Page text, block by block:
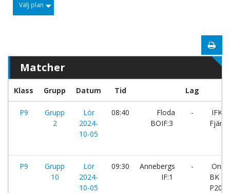
Välj plan
Matcher
Klass Grupp Datum Tid Lag
P9
Grupp
2
Lör
2024-
10-05
08:40
Floda
BOIF:3
-
IFK
P9
Grupp
10
Lör
2024-
10-05
09:30
Annebergs
IF:1
-
BK